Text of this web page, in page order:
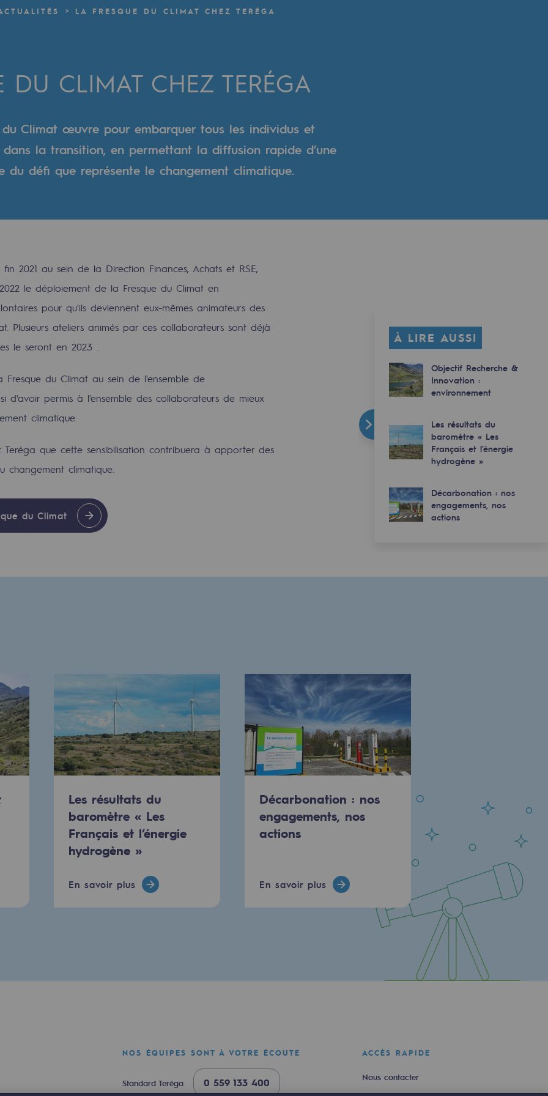
et ouverte
durables
et bas carbone
LA FRESQUE DU CLIMAT CHEZ TERÉGA
DU CLIMAT CHEZ TERÉGA
du Climat œuvre pour embarquer tous les individus et
la transition, en permettant la diffusion rapide d’une
du défi que représente le changement climatique.
2021 au sein de la Direction Finances, Achats et RSE,
le déploiement de la Fresque du Climat en
pour qu'ils deviennent eux-mêmes animateurs des
Plusieurs ateliers animés par ces collaborateurs sont déjà
le seront en 2023 .
du Climat au sein de l'ensemble de
d'avoir permis à l'ensemble des collaborateurs de mieux
climatique.
Teréga que cette sensibilisation contribuera à apporter des
changement climatique.
du Climat
À LIRE AUSSI
Objectif Recherche &
Innovation :
environnement
Les résultats du
baromètre « Les
Français et l’énergie
hydrogène »
Décarbonation : nos
engagements, nos
actions
Les résultats du
baromètre « Les
Français et l’énergie
hydrogène »
En savoir plus
Décarbonation : nos
engagements, nos
actions
En savoir plus
NOS ÉQUIPES SONT À VOTRE ÉCOUTE
Standard Teréga 0 559 133 400
ACCÈS RAPIDE
Nous contacter